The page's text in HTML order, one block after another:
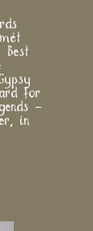
for
–
in